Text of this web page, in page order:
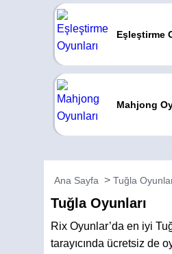
Eşleştirme
Mahjong
Ana Sayfa Tuğla
Tuğla Oyunları
Rix Oyunlar’da en iyi
tarayıcında ücretsiz de